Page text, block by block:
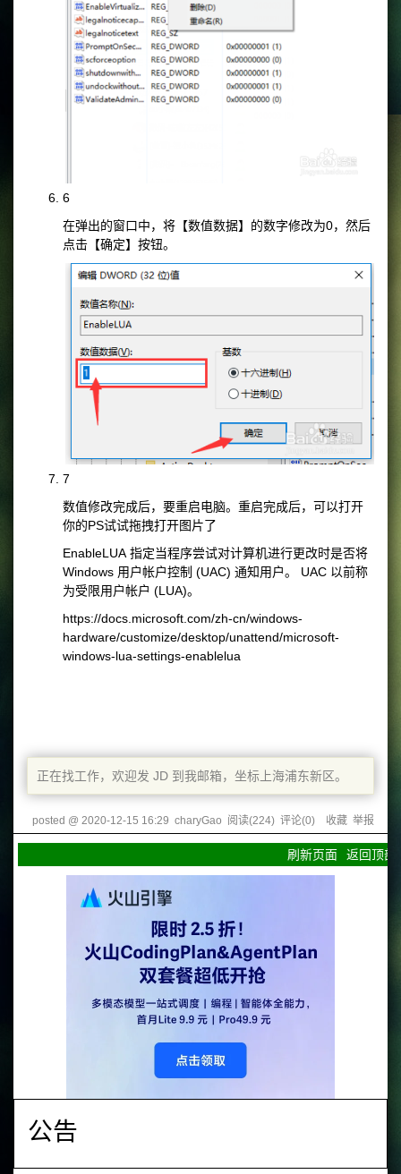
6
在弹出的窗口中，将【数值数据】的数字修改为0，然后
点击【确定】按钮。
7
数值修改完成后，要重启电脑。重启完成后，可以打开
你的PS试试拖拽打开图片了
EnableLUA 指定当程序尝试对计算机进行更改时是否将
Windows 用户帐户控制 (UAC) 通知用户。 UAC 以前称
为受限用户帐户 (LUA)。
https://docs.microsoft.com/zh-cn/windows-
hardware/customize/desktop/unattend/microsoft-
windows-lua-settings-enablelua
正在找工作，欢迎发 JD 到我邮箱，坐标上海浦东新区。
posted @ 2020-12-15 16:29 charyGao 阅读(224) 评论(0) 收藏 举报
刷新页面 返回顶部
公告